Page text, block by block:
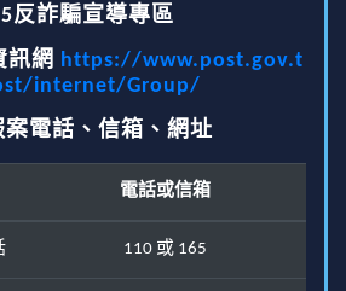
反詐騙宣導專區
訊網 https://www.post.gov.t
internet/Group/
案電話、信箱、網址
電話或信箱
110 或 165